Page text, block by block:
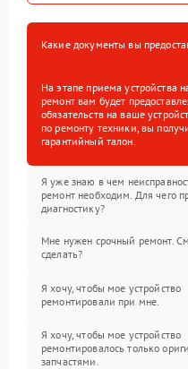
Какие документы вы
На этапе приема устройства
ремонт вам будет
обязательств на ваше
по ремонту техники, вы
гарантийный талон.
Я уже знаю в чем
ремонт необходим. Для чего
диагностику?
Мне нужен срочный ремонт.
сделать?
Я хочу, чтобы мое устройство
ремонтировали при мне.
Я хочу, чтобы мое устройство
ремонтировалось только
запчастями.